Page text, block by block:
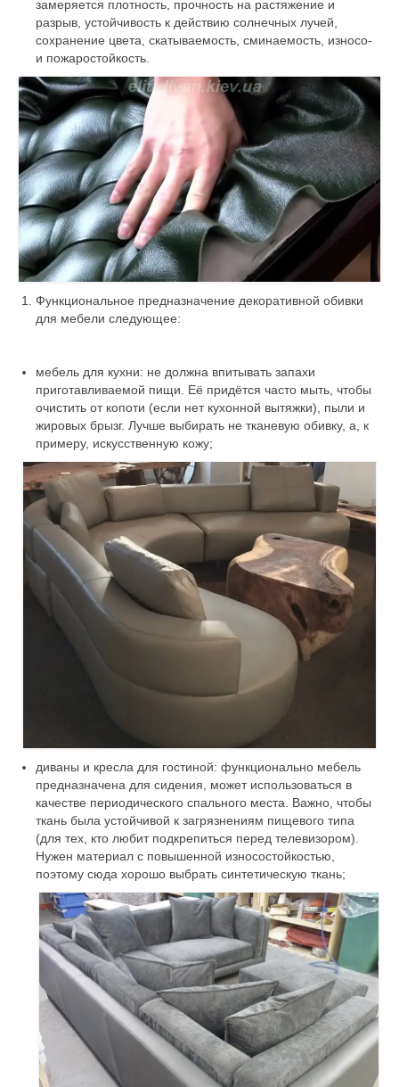
замеряется плотность, прочность на растяжение и
разрыв, устойчивость к действию солнечных лучей,
сохранение цвета, скатываемость, сминаемость, износо-
и пожаростойкость.
Функциональное предназначение декоративной обивки
для мебели следующее:
мебель для кухни: не должна впитывать запахи
приготавливаемой пищи. Её придётся часто мыть, чтобы
очистить от копоти (если нет кухонной вытяжки), пыли и
жировых брызг. Лучше выбирать не тканевую обивку, а, к
примеру, искусственную кожу;
диваны и кресла для гостиной: функционально мебель
предназначена для сидения, может использоваться в
качестве периодического спального места. Важно, чтобы
ткань была устойчивой к загрязнениям пищевого типа
(для тех, кто любит подкрепиться перед телевизором).
Нужен материал с повышенной износостойкостью,
поэтому сюда хорошо выбрать синтетическую ткань;